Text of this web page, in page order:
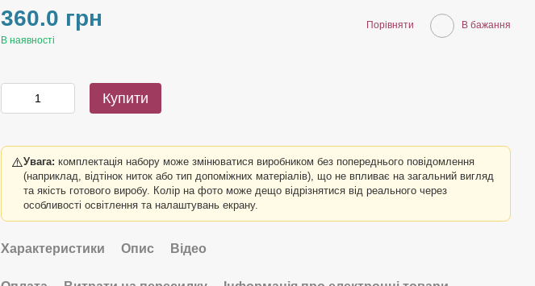
360.0 грн
В наявності
Порівняти В бажання
Купити
⚠️Увага: комплектація набору може змінюватися виробником без попереднього повідомлення
(наприклад, відтінок ниток або тип допоміжних матеріалів), що не впливає на загальний вигляд
та якість готового виробу. Колір на фото може дещо відрізнятися від реального через
особливості освітлення та налаштувань екрану.
Характеристики Опис Відео